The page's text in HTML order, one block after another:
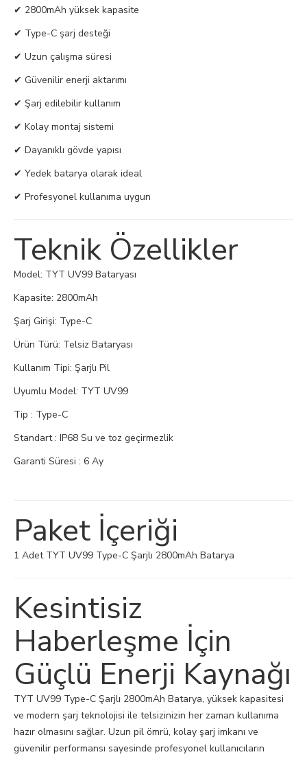
✔ 2800mAh yüksek kapasite
✔ Type-C şarj desteği
✔ Uzun çalışma süresi
✔ Güvenilir enerji aktarımı
✔ Şarj edilebilir kullanım
✔ Kolay montaj sistemi
✔ Dayanıklı gövde yapısı
✔ Yedek batarya olarak ideal
✔ Profesyonel kullanıma uygun
Teknik Özellikler
Model: TYT UV99 Bataryası
Kapasite: 2800mAh
Şarj Girişi: Type-C
Ürün Türü: Telsiz Bataryası
Kullanım Tipi: Şarjlı Pil
Uyumlu Model: TYT UV99
Tip : Type-C
Standart : IP68 Su ve toz geçirmezlik
Garanti Süresi : 6 Ay
Paket İçeriği
1 Adet TYT UV99 Type-C Şarjlı 2800mAh Batarya
Kesintisiz
Haberleşme İçin
Güçlü Enerji Kaynağı
TYT UV99 Type-C Şarjlı 2800mAh Batarya, yüksek kapasitesi
ve modern şarj teknolojisi ile telsizinizin her zaman kullanıma
hazır olmasını sağlar. Uzun pil ömrü, kolay şarj imkanı ve
güvenilir performansı sayesinde profesyonel kullanıcıların